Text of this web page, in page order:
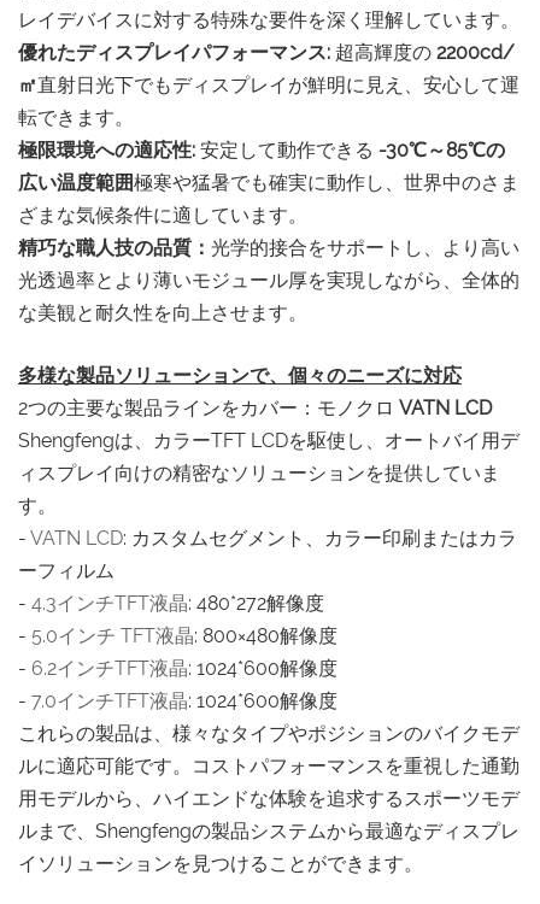
レイデバイスに対する特殊な要件を深く理解しています。
優れたディスプレイパフォーマンス: 超高輝度の 2200cd/
㎡直射日光下でもディスプレイが鮮明に見え、安心して運
転できます。
極限環境への適応性: 安定して動作できる -30℃～85℃の
広い温度範囲極寒や猛暑でも確実に動作し、世界中のさま
ざまな気候条件に適しています。
精巧な職人技の品質： 光学的接合をサポートし、より高い
光透過率とより薄いモジュール厚を実現しながら、全体的
な美観と耐久性を向上させます。
多様な製品ソリューションで、個々のニーズに対応
2つの主要な製品ラインをカバー：モノクロ VATN LCD
Shengfengは、カラーTFT LCDを駆使し、オートバイ用デ
ィスプレイ向けの精密なソリューションを提供していま
す。
- VATN LCD: カスタムセグメント、カラー印刷またはカラ
ーフィルム
- 4.3インチTFT液晶: 480*272解像度
- 5.0インチ TFT液晶: 800×480解像度
- 6.2インチTFT液晶: 1024*600解像度
- 7.0インチTFT液晶: 1024*600解像度
これらの製品は、様々なタイプやポジションのバイクモデ
ルに適応可能です。コストパフォーマンスを重視した通勤
用モデルから、ハイエンドな体験を追求するスポーツモデ
ルまで、Shengfengの製品システムから最適なディスプレ
イソリューションを見つけることができます。